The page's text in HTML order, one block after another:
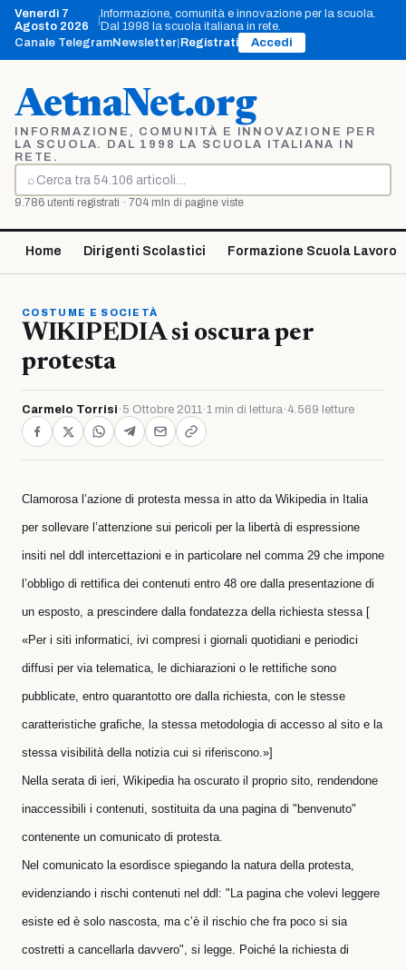
Vai
contenuto
Venerdì 7
Agosto 2026
Informazione, comunità e innovazione per la scuola.
Dal 1998 la scuola italiana in rete.
Canale TelegramNewsletter Registrati Accedi
AetnaNet.org
INFORMAZIONE, COMUNITÀ E INNOVAZIONE PER
LA SCUOLA. DAL 1998 LA SCUOLA ITALIANA IN
RETE.
⌕
Cerca
9.786 utenti registrati · 704 mln di pagine viste
Home Dirigenti Scolastici Formazione Scuola Lavoro
COSTUME E SOCIETÀ
WIKIPEDIA si oscura per
protesta
Carmelo Torrisi · 5 Ottobre 2011·1 min di lettura· 4.569 letture
Clamorosa l’azione di protesta messa in atto da Wikipedia in Italia
per sollevare l’attenzione sui pericoli per la libertà di espressione
insiti nel ddl intercettazioni e in particolare nel comma 29 che impone
l’obbligo di rettifica dei contenuti entro 48 ore dalla presentazione di
un esposto, a prescindere dalla fondatezza della richiesta stessa [
«Per i siti informatici, ivi compresi i giornali quotidiani e periodici
diffusi per via telematica, le dichiarazioni o le rettifiche sono
pubblicate, entro quarantotto ore dalla richiesta, con le stesse
caratteristiche grafiche, la stessa metodologia di accesso al sito e la
stessa visibilità della notizia cui si riferiscono.»]
Nella serata di ieri, Wikipedia ha oscurato il proprio sito, rendendone
inaccessibili i contenuti, sostituita da una pagina di "benvenuto"
contenente un comunicato di protesta.
Nel comunicato la esordisce spiegando la natura della protesta,
evidenziando i rischi contenuti nel ddl: "La pagina che volevi leggere
esiste ed è solo nascosta, ma c’è il rischio che fra poco si sia
costretti a cancellarla davvero", si legge. Poiché la richiesta di